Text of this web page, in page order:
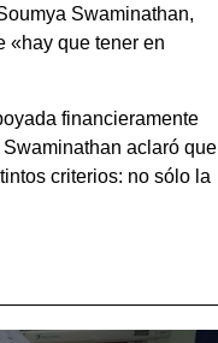
Swaminathan,
«hay que tener en
financieramente
aclaró que
criterios: no sólo la